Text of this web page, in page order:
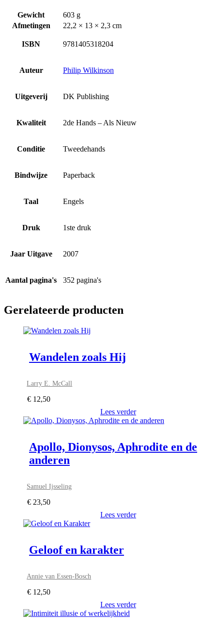
Gewicht
603 g
Afmetingen
22,2 × 13 × 2,3 cm
ISBN 9781405318204
Auteur Philip Wilkinson
Uitgeverij DK Publishing
Kwaliteit 2de Hands – Als Nieuw
Conditie Tweedehands
Bindwijze Paperback
Taal Engels
Druk 1ste druk
Jaar Uitgave 2007
Aantal pagina's 352 pagina's
Gerelateerde producten
Wandelen zoals Hij
Larry E. McCall
€ 12,50
Lees verder
Apollo, Dionysos, Aphrodite en de
anderen
Samuel Ijsseling
€ 23,50
Lees verder
Geloof en karakter
Annie van Essen-Bosch
€ 12,50
Lees verder